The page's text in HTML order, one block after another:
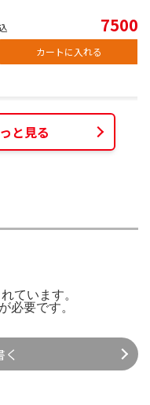
7500
カートに入れる
と見る
ています。
が必要です。